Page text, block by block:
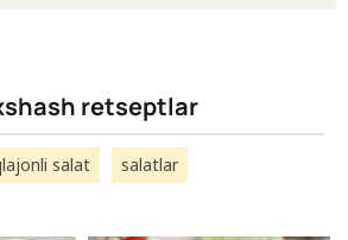
retseptlar
salat salatlar